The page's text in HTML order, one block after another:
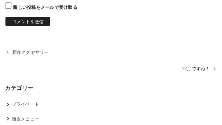
新しい投稿をメールで受け取る
新作アクセサリー
12月ですね！
カテゴリー
プライベート
頭皮メニュー